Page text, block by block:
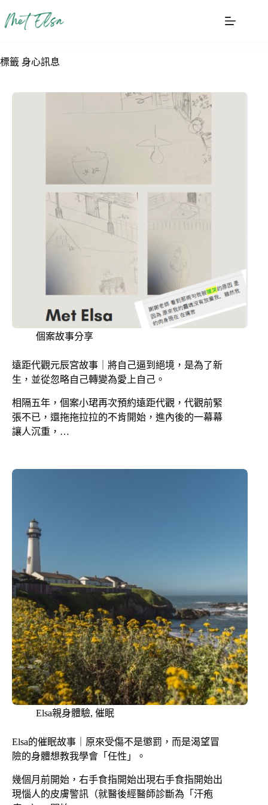
至
內
標籤 身心訊息
個案故事分享
遠距代觀元辰宮故事｜將自己逼到絕境，是為了新
生，並從忽略自己轉變為愛上自己。
相隔五年，個案小珺再次預約遠距代觀，代觀前緊
張不已，還拖拖拉拉的不肯開始，進內後的一幕幕
讓人沉重，…
Elsa親身體驗, 催眠
Elsa的催眠故事｜原來受傷不是懲罰，而是渴望冒
險的身體想教我學會「任性」。
幾個月前開始，右手食指開始出現右手食指開始出
現惱人的皮膚警訊（就醫後經醫師診斷為「汗疱